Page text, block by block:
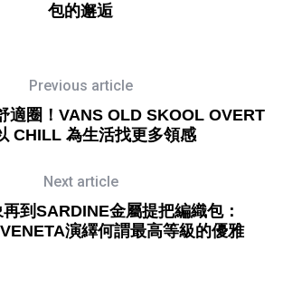
包的邂逅
Previous article
適圈！VANS OLD SKOOL OVERT
CHILL 為生活找更多領感
Next article
到SARDINE金屬提把編織包：
演繹何謂最高等級的優雅